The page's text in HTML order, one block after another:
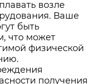
возле
Ваше
быть
что может
физической
получения